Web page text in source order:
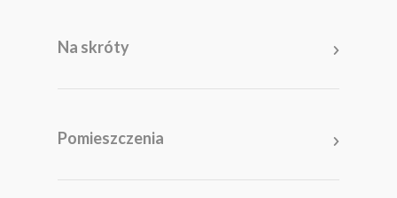
Na skróty
Pomieszczenia
Pomieszczenia